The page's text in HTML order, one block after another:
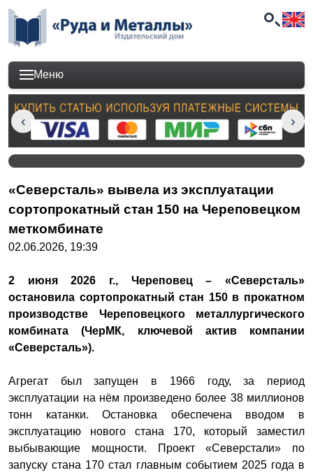
Меню
«Северсталь» вывела из эксплуатации
сортопрокатный стан 150 на Череповецком
меткомбинате
02.06.2026, 19:39
2 июня 2026 г., Череповец – «Северсталь»
остановила сортопрокатный стан 150 в прокатном
производстве Череповецкого металлургического
комбината (ЧерМК, ключевой актив компании
«Северсталь»).
Агрегат был запущен в 1966 году, за период
эксплуатации на нём произведено более 38 миллионов
тонн катанки. Остановка обеспечена вводом в
эксплуатацию нового стана 170, который заместил
выбывающие мощности. Проект «Северстали» по
запуску стана 170 стал главным событием 2025 года в